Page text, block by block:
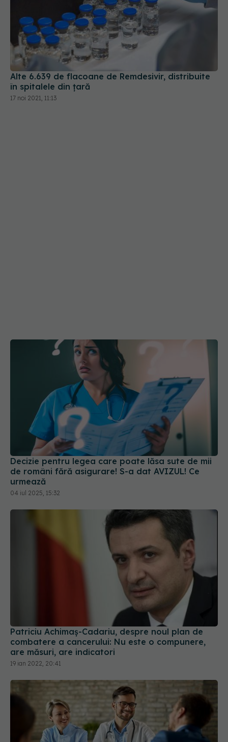
Alte 6.639 de flacoane de Remdesivir, distribuite
în spitalele din țară
17 noi 2021, 11:13
Decizie pentru legea care poate lăsa sute de mii
de români fără asigurare! S-a dat AVIZUL! Ce
urmează
04 iul 2025, 15:32
Patriciu Achimaș-Cadariu, despre noul plan de
combatere a cancerului: Nu este o compunere,
are măsuri, are indicatori
19 ian 2022, 20:41